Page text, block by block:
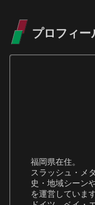
プロフィー
福岡県在住。
スラッシュ・メ
史・地域シーン
を運営しています